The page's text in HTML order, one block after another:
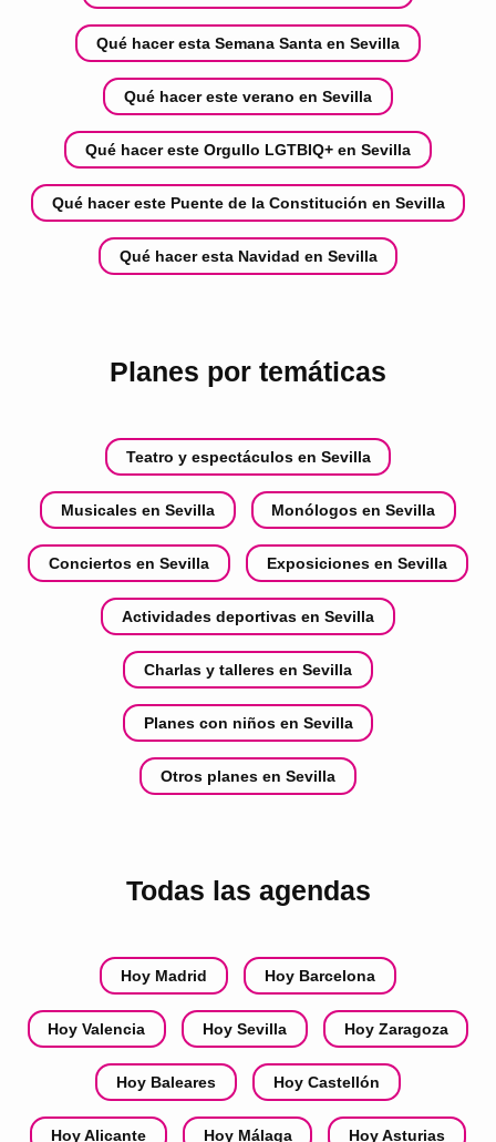
Qué hacer esta Semana Santa en Sevilla
Qué hacer este verano en Sevilla
Qué hacer este Orgullo LGTBIQ+ en Sevilla
Qué hacer este Puente de la Constitución en Sevilla
Qué hacer esta Navidad en Sevilla
Planes por temáticas
Teatro y espectáculos en Sevilla
Musicales en Sevilla Monólogos en Sevilla
Conciertos en Sevilla Exposiciones en Sevilla
Actividades deportivas en Sevilla
Charlas y talleres en Sevilla
Planes con niños en Sevilla
Otros planes en Sevilla
Todas las agendas
Hoy Madrid Hoy Barcelona
Hoy Valencia Hoy Sevilla Hoy Zaragoza
Hoy Baleares Hoy Castellón
Hoy Alicante Hoy Málaga Hoy Asturias